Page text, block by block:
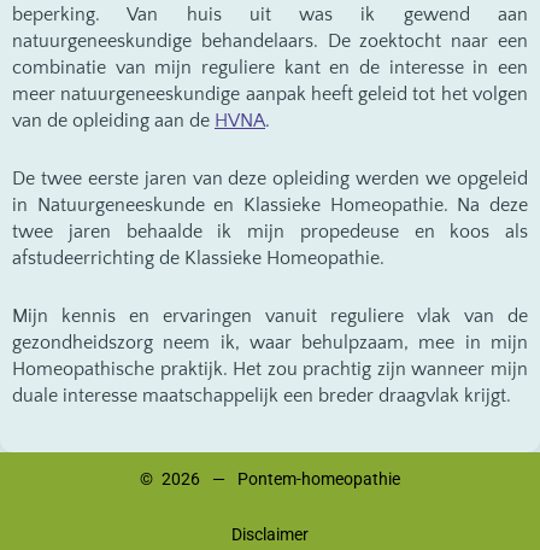
beperking. Van huis uit was ik gewend aan
natuurgeneeskundige behandelaars. De zoektocht naar een
combinatie van mijn reguliere kant en de interesse in een
meer natuurgeneeskundige aanpak heeft geleid tot het volgen
van de opleiding aan de HVNA.
De twee eerste jaren van deze opleiding werden we opgeleid
in Natuurgeneeskunde en Klassieke Homeopathie. Na deze
twee jaren behaalde ik mijn propedeuse en koos als
afstudeerrichting de Klassieke Homeopathie.
Mijn kennis en ervaringen vanuit reguliere vlak van de
gezondheidszorg neem ik, waar behulpzaam, mee in mijn
Homeopathische praktijk. Het zou prachtig zijn wanneer mijn
duale interesse maatschappelijk een breder draagvlak krijgt.
© 2026 — Pontem-homeopathie
Disclaimer